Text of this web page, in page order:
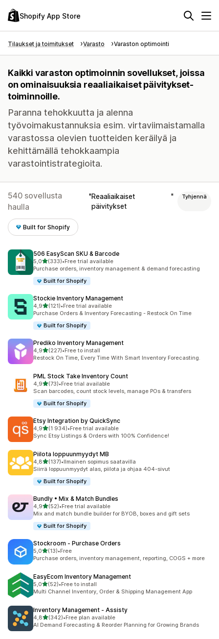
Shopify App Store
Tilaukset ja toimitukset Varasto Varaston optimointi
Kaikki varaston optimoinnin sovellukset, joissa
on ominaisuuksia reaaliaikaiset päivitykset-
toiminnoille.
Paranna tehokkuutta ja alenna
työvoimakustannuksia esim. virtaviimaistamalla
varastossa olevien tuotteiden keräilyä ja
kehittämällä tehokkaampia
varastointistrategioita.
540 sovellusta
haulla
Reaaliaikaiset
päivitykset
Tyhjennä
Built for Shopify
506 EasyScan SKU & Barcode
5,0/ 5 tähteä
(333)
333 arvostelua yhteensä
•Free trial available
Purchase orders, inventory management & demand forecasting
Built for Shopify
Stockie Inventory Management
4,9/ 5 tähteä
(121)
121 arvostelua yhteensä
•Free trial available
Purchase Orders & Inventory Forecasting - Restock On Time
Built for Shopify
Prediko Inventory Management
4,9/ 5 tähteä
(227)
227 arvostelua yhteensä
•Free to install
Restock On Time, Every Time With Smart Inventory Forecasting.
PML Stock Take Inventory Count
4,9/ 5 tähteä
(73)
73 arvostelua yhteensä
•Free trial available
Scan barcodes, count stock levels, manage POs & transfers
Built for Shopify
Etsy Integration by QuickSync
4,9/ 5 tähteä
(1 934)
1934 arvostelua yhteensä
•Free trial available
Sync Etsy Listings & Orders with 100% Confidence!
Piilota loppuunmyydyt MB
4,8/ 5 tähteä
(137)
137 arvostelua yhteensä
•Ilmainen sopimus saatavilla
Siirrä loppuunmyydyt alas, piilota ja ohjaa 404-sivut
Built for Shopify
Bundly • Mix & Match Bundles
4,9/ 5 tähteä
(52)
52 arvostelua yhteensä
•Free trial available
Mix and match bundle builder for BYOB, boxes and gift sets
Built for Shopify
Stockroom ‑ Purchase Orders
5,0/ 5 tähteä
(13)
13 arvostelua yhteensä
•Free
Purchase orders, inventory management, reporting, COGS + more
EasyEcom Inventory Management
5,0/ 5 tähteä
(52)
52 arvostelua yhteensä
•Free to install
Multi Channel Inventory, Order & Shipping Management App
Inventory Management ‑ Assisty
4,8/ 5 tähteä
(342)
342 arvostelua yhteensä
•Free plan available
AI Demand Forecasting & Reorder Planning for Growing Brands